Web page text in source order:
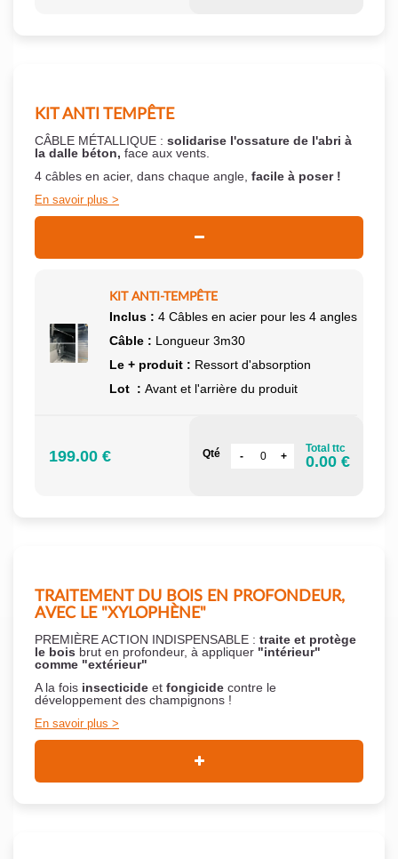
KIT ANTI TEMPÊTE
CÂBLE MÉTALLIQUE : solidarise l'ossature de l'abri à
la dalle béton, face aux vents.
4 câbles en acier, dans chaque angle, facile à poser !
En savoir plus
KIT ANTI-TEMPÊTE
Inclus : 4 Câbles en acier pour les 4 angles
Câble : Longueur 3m30
Le + produit : Ressort d'absorption
Lot : Avant et l'arrière du produit
199.00 € Qté Total ttc
0.00 €
TRAITEMENT DU BOIS EN PROFONDEUR,
AVEC LE "XYLOPHÈNE"
PREMIÈRE ACTION INDISPENSABLE : traite et protège
le bois brut en profondeur, à appliquer "intérieur"
comme "extérieur"
A la fois insecticide et fongicide contre le
développement des champignons !
En savoir plus